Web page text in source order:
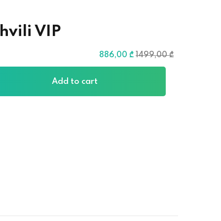
VIP
1499,00 ₾
886,00 ₾
Add to cart